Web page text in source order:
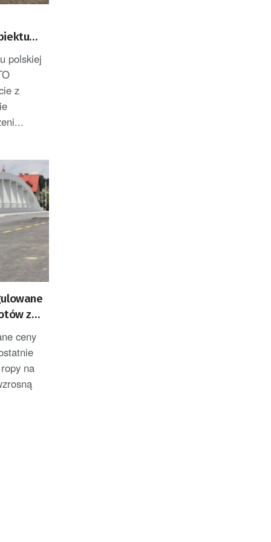
polskiej
z
z
ceny
na